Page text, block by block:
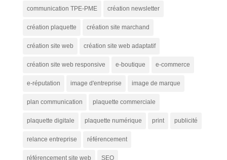
communication TPE-PME création newsletter
création plaquette création site marchand
création site web création site web adaptatif
création site web responsive e-boutique e-commerce
e-réputation image d'entreprise image de marque
plan communication plaquette commerciale
plaquette digitale plaquette numérique print publicité
relance entreprise référencement
référencement site web SEO